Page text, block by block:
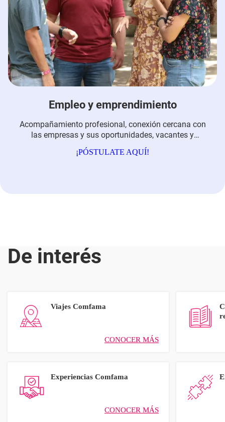
Empleo y emprendimiento
Acompañamiento profesional, conexión cercana con
las empresas y sus oportunidades, vacantes y
alianzas por el empleo de mujeres y jóvenes.
¡PÓSTULATE AQUÍ!
De interés
Viajes Comfama
CONOCER MÁS
Experiencias Comfama
CONOCER MÁS